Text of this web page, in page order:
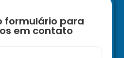
formulário para
em contato